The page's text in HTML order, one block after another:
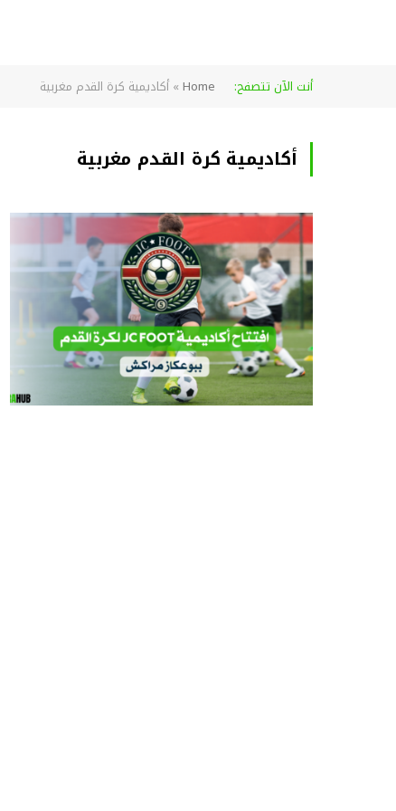
أنت الآن تتصفح: Home
» أكاديمية كرة القدم مغربية
أكاديمية كرة القدم مغربية